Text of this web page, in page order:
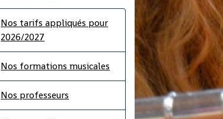
Nos tarifs appliqués pour
2026/2027
Nos formations musicales
Nos professeurs